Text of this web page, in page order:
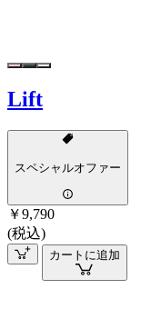
Lift
スペシャルオファー
￥9,790
(税込)
カートに追加